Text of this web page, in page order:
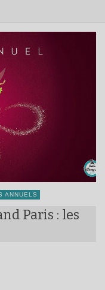
ANNUELS
Paris : les